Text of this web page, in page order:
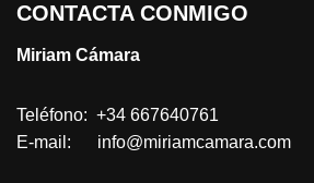
CONTACTA CONMIGO
Miriam Cámara
Teléfono: +34 667640761
E-mail: info@miriamcamara.com